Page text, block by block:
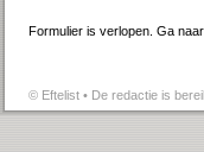
Formulier is verlopen. Ga naar
© Eftelist • De redactie is